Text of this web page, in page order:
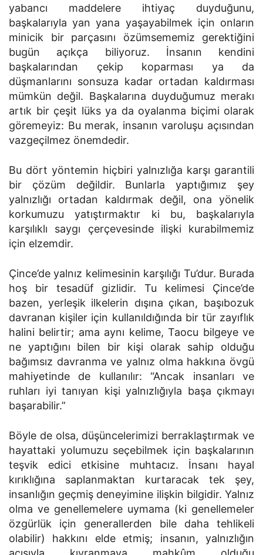
yabancı maddelere ihtiyaç duyduğunu,
başkalarıyla yan yana yaşayabilmek için onların
minicik bir parçasını özümsememiz gerektiğini
bugün açıkça bi­liyoruz. İnsanın kendini
başkalarından çekip koparması ya da
düşmanlarını sonsuza kadar ortadan kaldırması
mümkün değil. Baş­kalarına duyduğumuz merakı
artık bir çeşit lüks ya da oyalanma bi­çimi olarak
göremeyiz: Bu merak, insanın varoluşu açısından
vazgeçilmez önemdedir.
Bu dört yöntemin hiçbiri yalnızlığa karşı garantili
bir çözüm de­ğildir. Bunlarla yaptığımız şey
yalnızlığı ortadan kaldırmak değil, ona yönelik
korkumuzu yatıştırmaktır ki bu, başkalarıyla
karşılıklı saygı çerçevesinde ilişki kurabilmemiz
için elzemdir.
Çince’de yalnız kelimesinin karşılığı Tu’dur. Burada
hoş bir tesadüf gizlidir. Tu kelimesi Çince’de
bazen, yerleşik ilkelerin dışına çıkan, başıbozuk
davranan kişiler için kullanıldığında bir tür zayıflık
halini belirtir; ama aynı kelime, Taocu bilgeye ve
ne yaptığını bilen bir kişi olarak sahip olduğu
bağımsız davranma ve yalnız olma hakkına övgü
mahiyetinde de kullanılır: “Ancak insanları ve
ruhları iyi tanıyan kişi yalnızlığıyla başa çıkmayı
başarabilir.”
Böyle de olsa, düşüncelerimizi berraklaştırmak ve
hayattaki yo­lumuzu seçebilmek için başkalarının
teşvik edici etkisine muhtacız. İn­sanı hayal
kırıklığına saplanmaktan kurtaracak tek şey,
insanlığın geçmiş deneyimine ilişkin bilgidir. Yalnız
olma ve genellemelere uy­mama (ki genellemeler
özgürlük için generallerden bile daha tehlikeli
olabilir) hakkını elde etmiş; insanın, yalnızlığın